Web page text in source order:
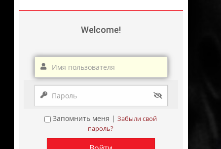
Welcome!
Запомнить меня |Забыли свой
пароль?